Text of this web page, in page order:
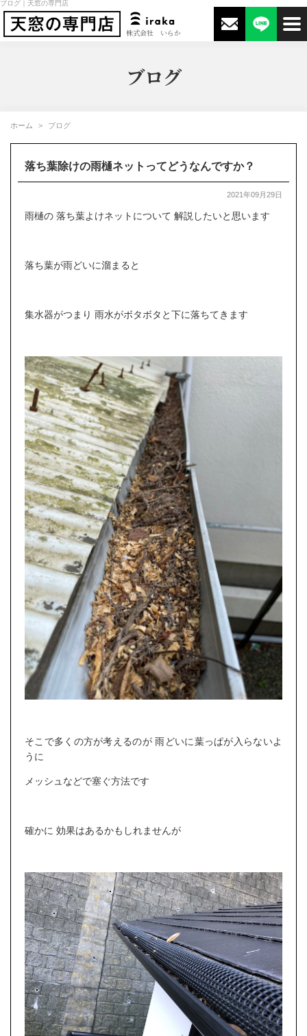
ブログ｜天窓の専門店
株式会社 いらか
ブログ
ホーム ブログ
落ち葉除けの雨樋ネットってどうなんですか？
2021年09月29日
雨樋の 落ち葉よけネットについて 解説したいと思います
落ち葉が雨どいに溜まると
集水器がつまり 雨水がボタボタと下に落ちてきます
そこで多くの方が考えるのが 雨どいに葉っぱが入らないよ
うに
メッシュなどで塞ぐ方法です
確かに 効果はあるかもしれませんが